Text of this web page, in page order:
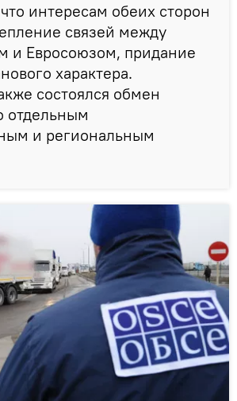
интересам обеих сторон
связей между
и Евросоюзом, придание
характера.
состоялся обмен
отдельным
и региональным